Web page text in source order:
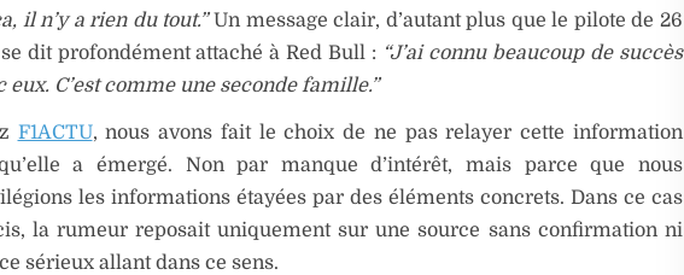
il n’y a rien du tout.”Un message clair, d’autant plus que le pilote de 26
dit profondément attaché à Red Bull : “J’ai connu beaucoup de succès
eux. C’est comme une seconde famille.”
F1ACTU, nous avons fait le choix de ne pas relayer cette information
a émergé. Non par manque d’intérêt, mais parce que nous
les informations étayées par des éléments concrets. Dans ce cas
la rumeur reposait uniquement sur une source sans confirmation ni
sérieux allant dans ce sens.